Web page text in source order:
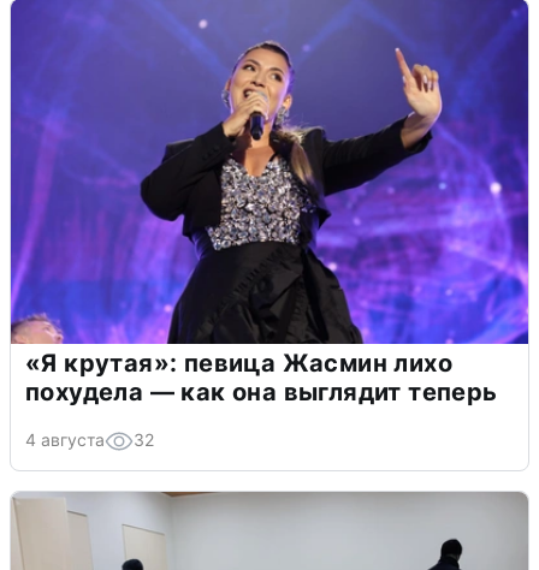
«Я крутая»: певица Жасмин лихо
похудела — как она выглядит теперь
4 августа 32